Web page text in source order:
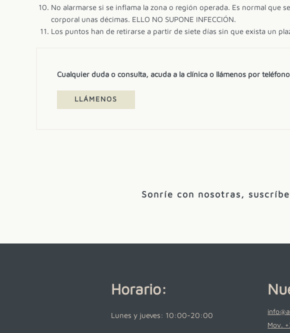
No alarmarse si se inflama la zona o región operada. Es normal que
corporal unas décimas. ELLO NO SUPONE INFECCIÓN.
Los puntos han de retirarse a partir de siete días sin que exista un
Cualquier duda o consulta, acuda a la clínica o llámenos por
LLÁMENOS
Sonríe con nosotras,
Horario:
Lunes y jueves: 10:00-20:00
Mov.